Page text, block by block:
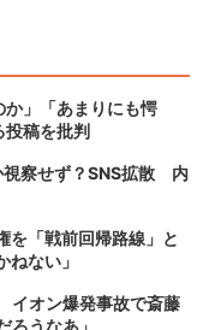
」「あまりにも愕
稿を批判
視察せず？SNS拡散 内
を「戦前回帰路線」と
ない」
イオン爆発事故で斎藤
ろうなあ」